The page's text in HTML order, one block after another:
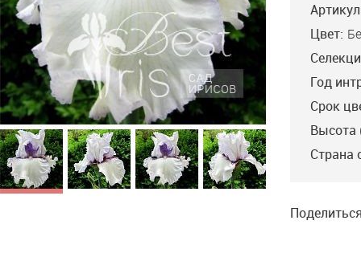
Цвет:
Год
Срок
Высота
Страна